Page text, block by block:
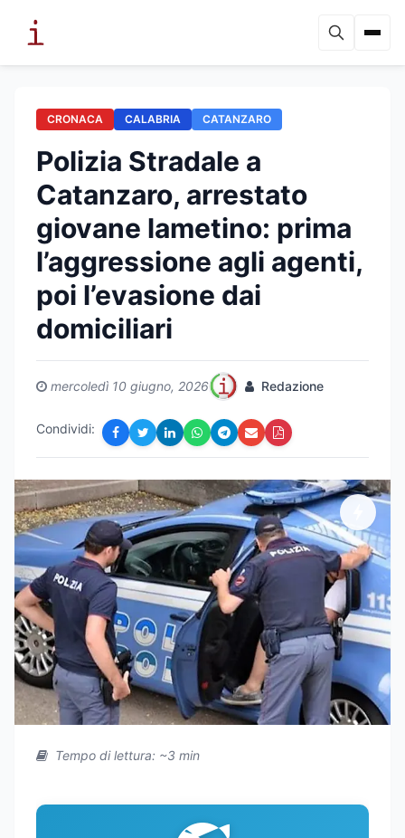
CRONACA CALABRIA CATANZARO
Polizia Stradale a
Catanzaro, arrestato
giovane lametino: prima
l’aggressione agli agenti,
poi l’evasione dai
domiciliari
mercoledì 10 giugno, 2026 Redazione
Condividi:
Tempo di lettura: ~3 min